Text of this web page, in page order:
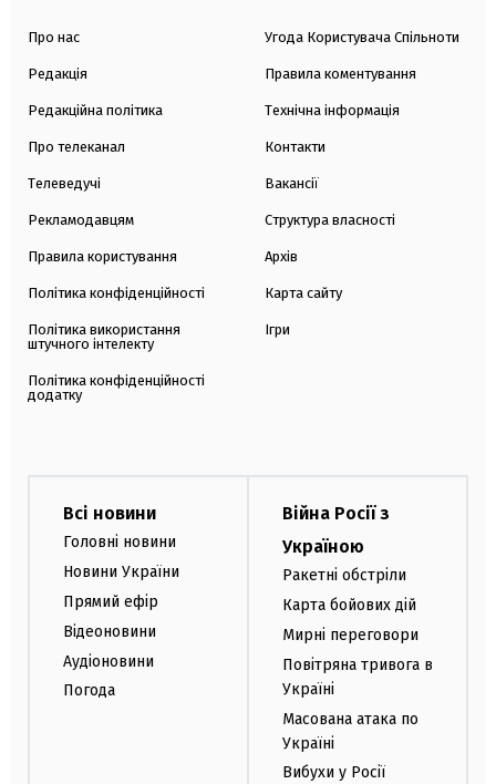
Про нас
Редакція
Редакційна політика
Про телеканал
Телеведучі
Рекламодавцям
Правила користування
Політика конфіденційності
Політика використання
штучного інтелекту
Політика конфіденційності
додатку
Угода Користувача Спільноти
Правила коментування
Технічна інформація
Контакти
Вакансії
Структура власності
Архів
Карта сайту
Ігри
Всі новини
Головні новини
Новини України
Прямий ефір
Відеоновини
Аудіоновини
Погода
Війна Росії з
Україною
Ракетні обстріли
Карта бойових дій
Мирні переговори
Повітряна тривога в
Україні
Масована атака по
Україні
Вибухи у Росії